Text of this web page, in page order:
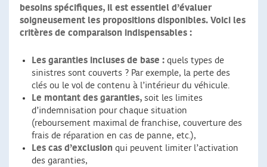
besoins spécifiques, il est essentiel d’évaluer
soigneusement les propositions disponibles. Voici les
critères de comparaison indispensables :
Les garanties incluses de base : quels types de
sinistres sont couverts ? Par exemple, la perte des
clés ou le vol de contenu à l’intérieur du véhicule.
Le montant des garanties, soit les limites
d’indemnisation pour chaque situation
(reboursement maximal de franchise, couverture des
frais de réparation en cas de panne, etc.),
Les cas d’exclusion qui peuvent limiter l’activation
des garanties,